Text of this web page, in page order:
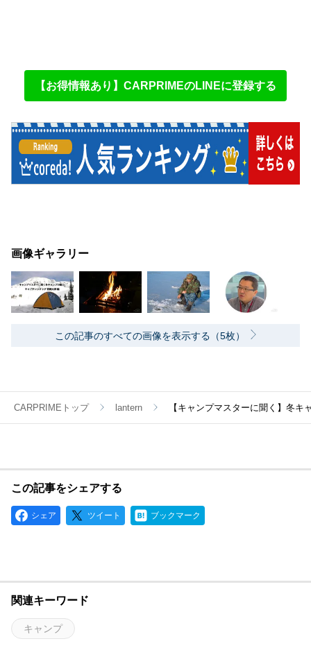
【お得情報あり】CARPRIMEのLINEに登録する
画像ギャラリー
この記事のすべての画像を表示する（5枚）
CARPRIMEトップ lantern 【キャンプマスターに聞く】冬
この記事をシェアする
シェア ツイート ブックマーク
関連キーワード
キャンプ